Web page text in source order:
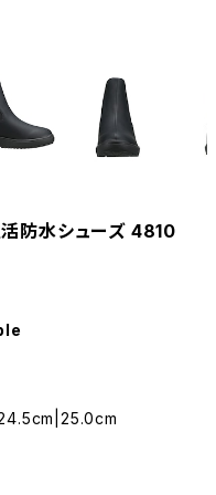
防水シューズ 4810